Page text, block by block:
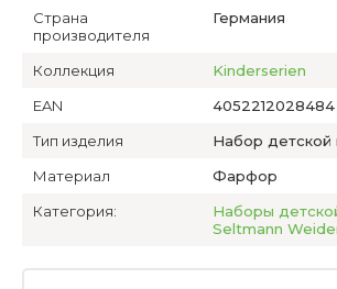
Страна
производителя
Германия
Коллекция
Kinderserien
EAN
4052212028484
Тип изделия
Набор детской
Материал
Фарфор
Категория:
Наборы
Seltmann